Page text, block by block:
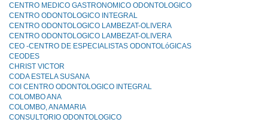
CENTRO MEDICO GASTRONOMICO ODONTOLOGICO
CENTRO ODONTOLOGICO INTEGRAL
CENTRO ODONTOLOGICO LAMBEZAT-OLIVERA
CENTRO ODONTOLOGICO LAMBEZAT-OLIVERA
CEO -CENTRO DE ESPECIALISTAS ODONTOLóGICAS
CEODES
CHRIST VICTOR
CODA ESTELA SUSANA
COI CENTRO ODONTOLOGICO INTEGRAL
COLOMBO ANA
COLOMBO, ANAMARIA
CONSULTORIO ODONTOLOGICO